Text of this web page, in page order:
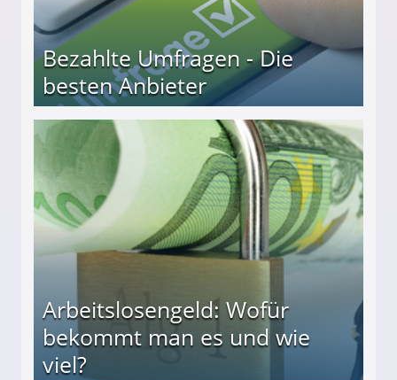
Bezahlte Umfragen - Die
besten Anbieter
Arbeitslosengeld: Wofür
bekommt man es und wie
viel?